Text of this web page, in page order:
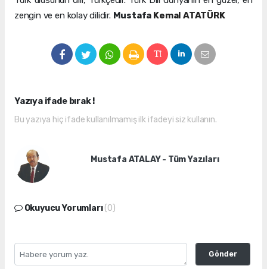
zengin ve en kolay dilidir. Mustafa Kemal ATATÜRK
Yazıya ifade bırak !
Bu yazıya hiç ifade kullanılmamış ilk ifadeyi siz kullanın.
Mustafa ATALAY - Tüm Yazıları
Okuyucu Yorumları(0)
Gönder